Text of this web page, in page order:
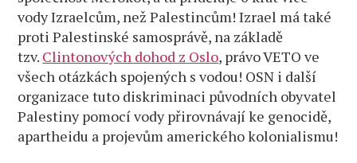
vody Izraelcům, než Palestincům! Izrael má také
proti Palestinské samosprávě, na základě
tzv. Clintonových dohod z Oslo, právo VETO ve
všech otázkách spojených s vodou! OSN i další
organizace tuto diskriminaci původních obyvatel
Palestiny pomocí vody přirovnávají ke genocidě,
apartheidu a projevům amerického kolonialismu!